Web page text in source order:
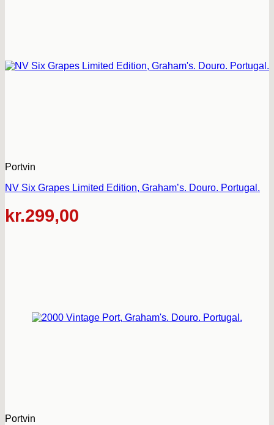
Portvin
NV Six Grapes Limited Edition, Graham’s. Douro. Portugal.
kr.299,00
Portvin